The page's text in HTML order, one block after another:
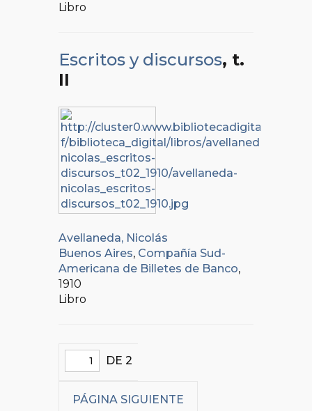
Libro
Escritos y discursos, t.
II
Avellaneda, Nicolás
Buenos Aires, Compañía Sud-
Americana de Billetes de Banco,
1910
Libro
DE 2
PÁGINA SIGUIENTE